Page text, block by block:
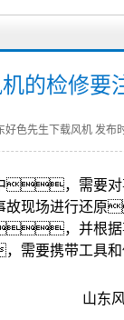
的检修要
色先生下载风机 发布
，需要对
现场进行还原
，并根据
需要携带工